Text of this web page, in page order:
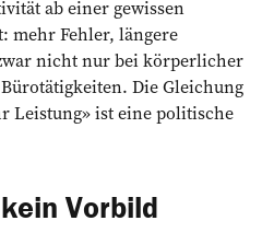
ab einer gewissen
mehr Fehler, längere
nicht nur bei körperlicher
Die Gleichung
Leistung» ist eine politische
Vorbild